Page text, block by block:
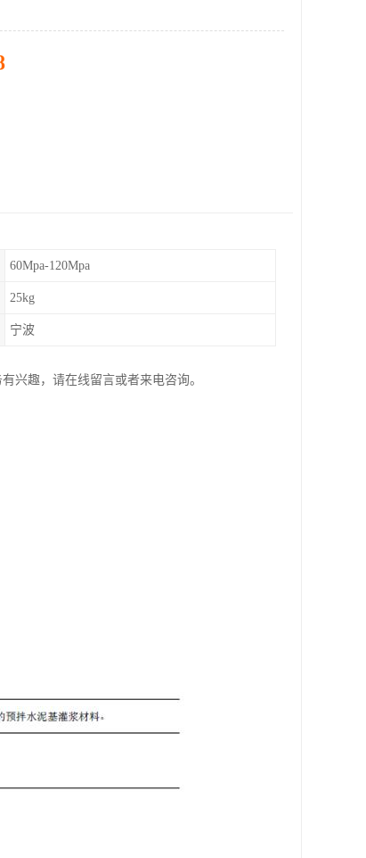
60Mpa-120Mpa
25kg
宁波
兴趣，请在线留言或者来电咨询。